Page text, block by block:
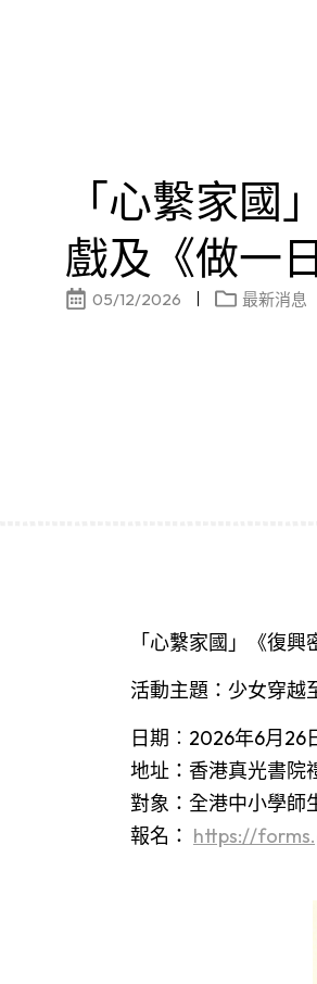
「心繫家國
戲及《做一
05/12/2026 最新消息
「心繫家國」《復
活動主題：少女穿越
日期︰2026年6月26
地址：香港真光書院
對象：全港中小學師
報名： https://